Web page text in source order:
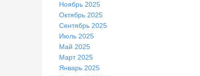
Ноябрь 2025
Октябрь 2025
Сентябрь 2025
Июль 2025
Май 2025
Март 2025
Январь 2025